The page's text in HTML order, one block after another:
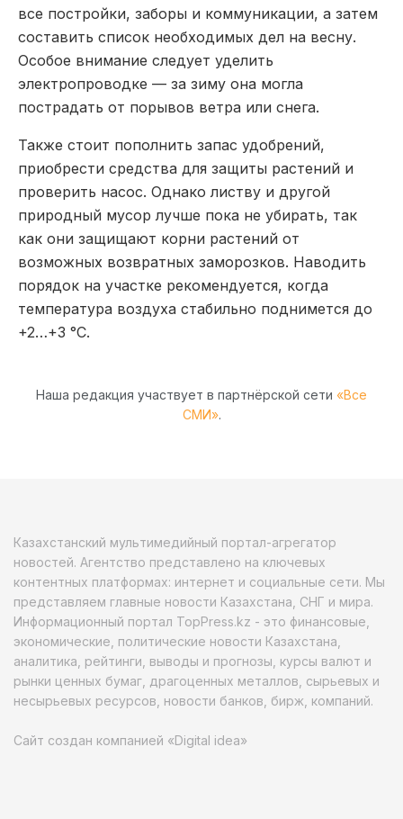
все постройки, заборы и коммуникации, а затем
составить список необходимых дел на весну.
Особое внимание следует уделить
электропроводке — за зиму она могла
пострадать от порывов ветра или снега.
Также стоит пополнить запас удобрений,
приобрести средства для защиты растений и
проверить насос. Однако листву и другой
природный мусор лучше пока не убирать, так
как они защищают корни растений от
возможных возвратных заморозков. Наводить
порядок на участке рекомендуется, когда
температура воздуха стабильно поднимется до
+2…+3 °C.
Наша редакция участвует в партнёрской сети «Все
СМИ».
Казахстанский мультимедийный портал-агрегатор
новостей. Агентство представлено на ключевых
контентных платформах: интернет и социальные сети. Мы
представляем главные новости Казахстана, СНГ и мира.
Информационный портал TopPress.kz - это финансовые,
экономические, политические новости Казахстана,
аналитика, рейтинги, выводы и прогнозы, курсы валют и
рынки ценных бумаг, драгоценных металлов, сырьевых и
несырьевых ресурсов, новости банков, бирж, компаний.
Сайт создан компанией «Digital idea»